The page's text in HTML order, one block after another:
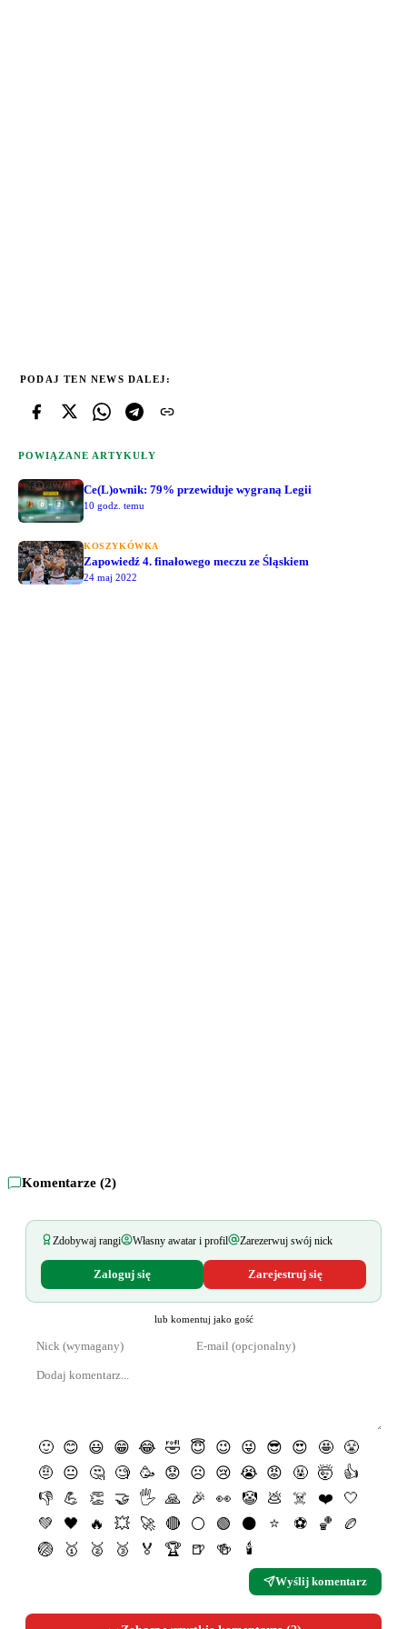
PODAJ TEN NEWS DALEJ:
POWIĄZANE ARTYKUŁY
Ce(L)ownik: 79% przewiduje wygraną Legii
10 godz. temu
KOSZYKÓWKA
Zapowiedź 4. finałowego meczu ze Śląskiem
24 maj 2022
Komentarze (2)
Zdobywaj rangi Własny awatar i profil Zarezerwuj swój nick
Zaloguj się Zarejestruj się
lub komentuj jako gość
🙂 😊 😃 😁 😂 🤣 😇 😉 😜 😎 😍 🤩
😤
🤨
😐 🤔 🧐 🥳 😟 ☹️ 😢 😭 😡 🤬 🤯
👍
👎
💪 👏 🤝 🖐 🙏 🎉 👀 🤡 💩 ☠️ ❤️
🤍
💚
🖤 🔥 💥 🚀 🔴 ⚪️ 🟢 ⚫️ ⭐️ ⚽️ 🏀
🏉
🏐
🥇 🥈 🥉 🏅 🏆 🍺 🍻 🕯
Wyślij komentarz